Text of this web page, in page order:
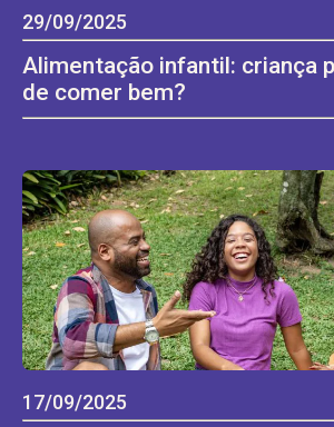
29/09/2025
Alimentação infantil: criança
de comer bem?
17/09/2025